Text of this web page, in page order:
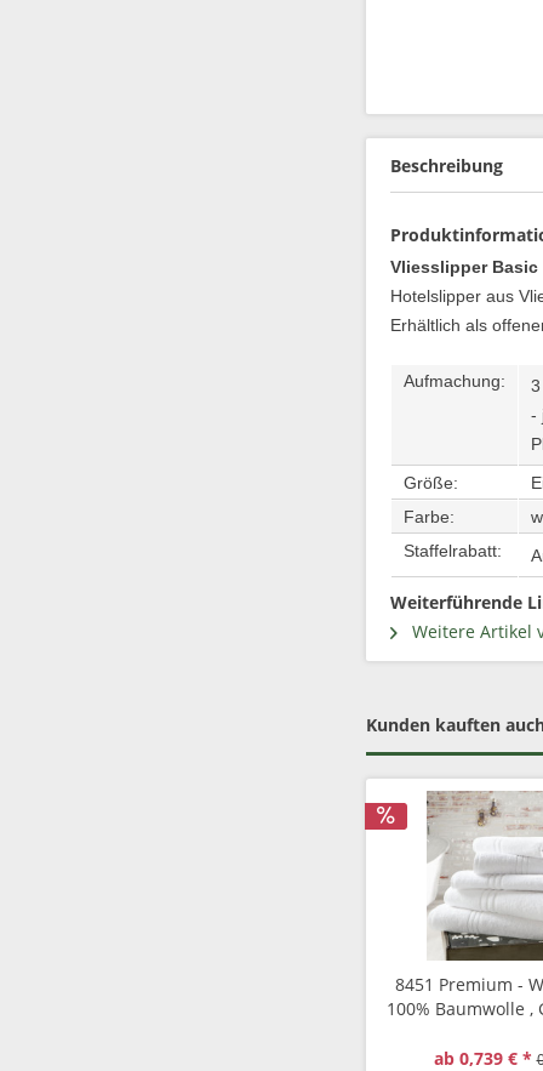
Beschreibung
Vliesslipper
Hotelslipper aus
Erhältlich als
Aufmachung:
-
Größe:
Farbe:
Staffelrabatt:
Weiterführende
Weitere Artikel
Kunden kauften
8451 Premium -
100% Baumwolle ,
ab 0,739 € *